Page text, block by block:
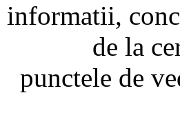
informatii,
de la
punctele de